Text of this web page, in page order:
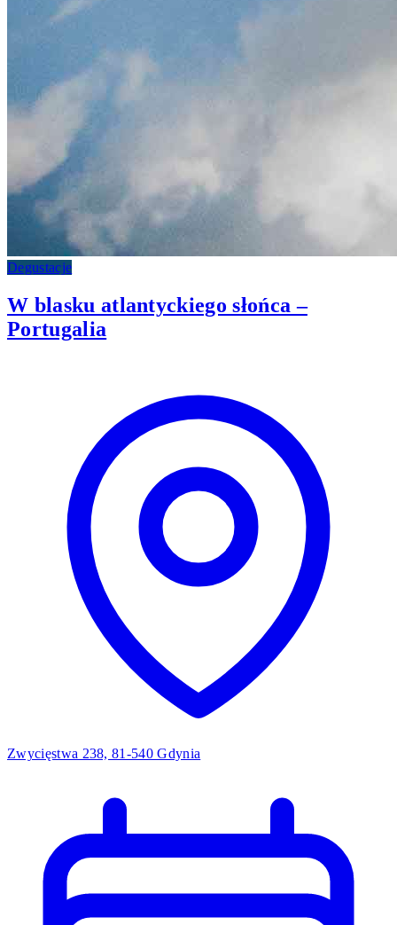
Degustacje
W blasku atlantyckiego słońca –
Portugalia
Zwycięstwa 238, 81-540 Gdynia